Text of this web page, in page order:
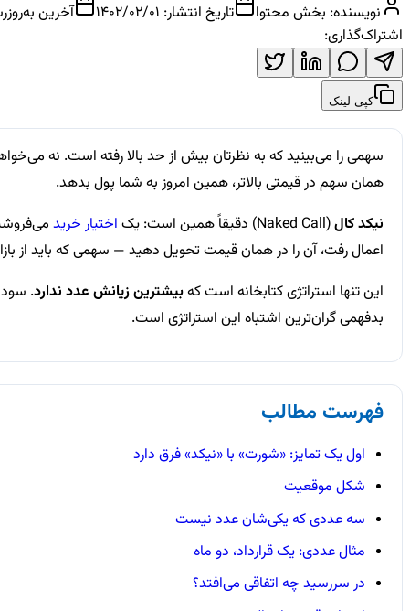
نویسنده: بخش محتوا تاریخ انتشار: 1402/02/01 آخرین
اشتراک‌گذاری:
کپی لینک
سهمی را می‌بینید که به نظرتان بیش از حد بالا رفته است. نه
همان سهم در قیمتی بالاتر، همین امروز به شما پول بدهد.
نیکد کال(Naked Call) دقیقاً همین است: یک اختیار خرید
اعمال رفت، آن را در همان قیمت تحویل دهید — سهمی که باید از
این تنها استراتژی کتابخانه است کهبیشترین زیانش عدد ندارد. سود
بدفهمی گران‌ترین اشتباه این استراتژی است.
فهرست مطالب
اول یک تمایز: «شورت» با «نیکد» فرق دارد
شکل موقعیت
سه عددی که یکی‌شان عدد نیست
مثال عددی: یک قرارداد، دو ماه
در سررسید چه اتفاقی می‌افتد؟